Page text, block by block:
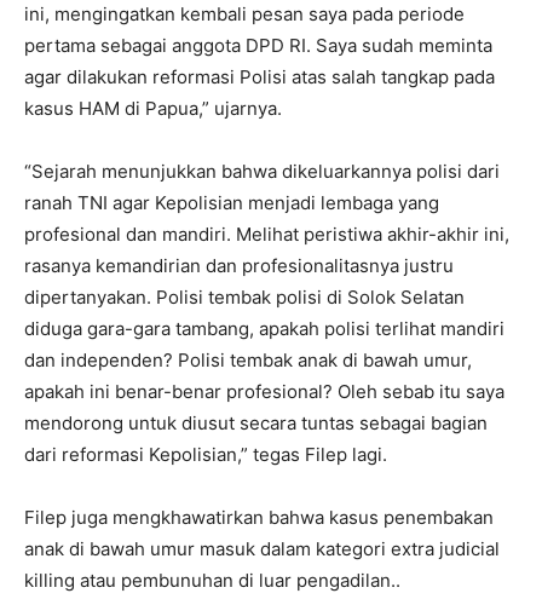
ini, mengingatkan kembali pesan saya pada periode
pertama sebagai anggota DPD RI. Saya sudah meminta
agar dilakukan reformasi Polisi atas salah tangkap pada
kasus HAM di Papua,” ujarnya.
“Sejarah menunjukkan bahwa dikeluarkannya polisi dari
ranah TNI agar Kepolisian menjadi lembaga yang
profesional dan mandiri. Melihat peristiwa akhir-akhir ini,
rasanya kemandirian dan profesionalitasnya justru
dipertanyakan. Polisi tembak polisi di Solok Selatan
diduga gara-gara tambang, apakah polisi terlihat mandiri
dan independen? Polisi tembak anak di bawah umur,
apakah ini benar-benar profesional? Oleh sebab itu saya
mendorong untuk diusut secara tuntas sebagai bagian
dari reformasi Kepolisian,” tegas Filep lagi.
Filep juga mengkhawatirkan bahwa kasus penembakan
anak di bawah umur masuk dalam kategori extra judicial
killing atau pembunuhan di luar pengadilan..